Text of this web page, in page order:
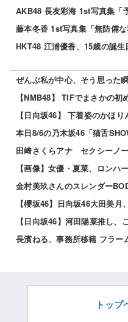
AKB48 長友彩海 1st写真集「
藤本冬香 1st写真集「無防備な
HKT48 江浦優香、15歳の誕生
ぜんぶ私が中心、そう思った
【NMB48】 TIFでまさかの初
【日向坂46】 下着姿のかほ
本日8/6の乃木坂46「猫舌
田﨑さくらアナ セクシーノ
【画像】女優・夏菜、ロンハ
【櫻坂46】日向坂46大田美
【日向坂46】河田陽菜推し
長濱ねる、事務所移籍 フラー
トップ